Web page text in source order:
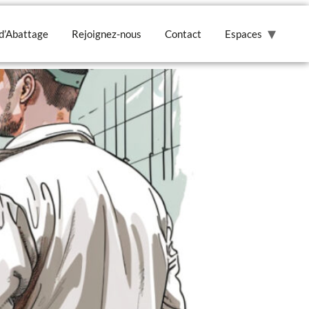
Rejoignez-nous Contact Espaces
La Chevillotte –